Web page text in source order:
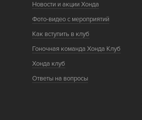
Новости и акции Хонда
Фото-видео с мероприятий
Как вступить в клуб
Гоночная команда Хонда Клуб
Хонда клуб
Ответы на вопросы